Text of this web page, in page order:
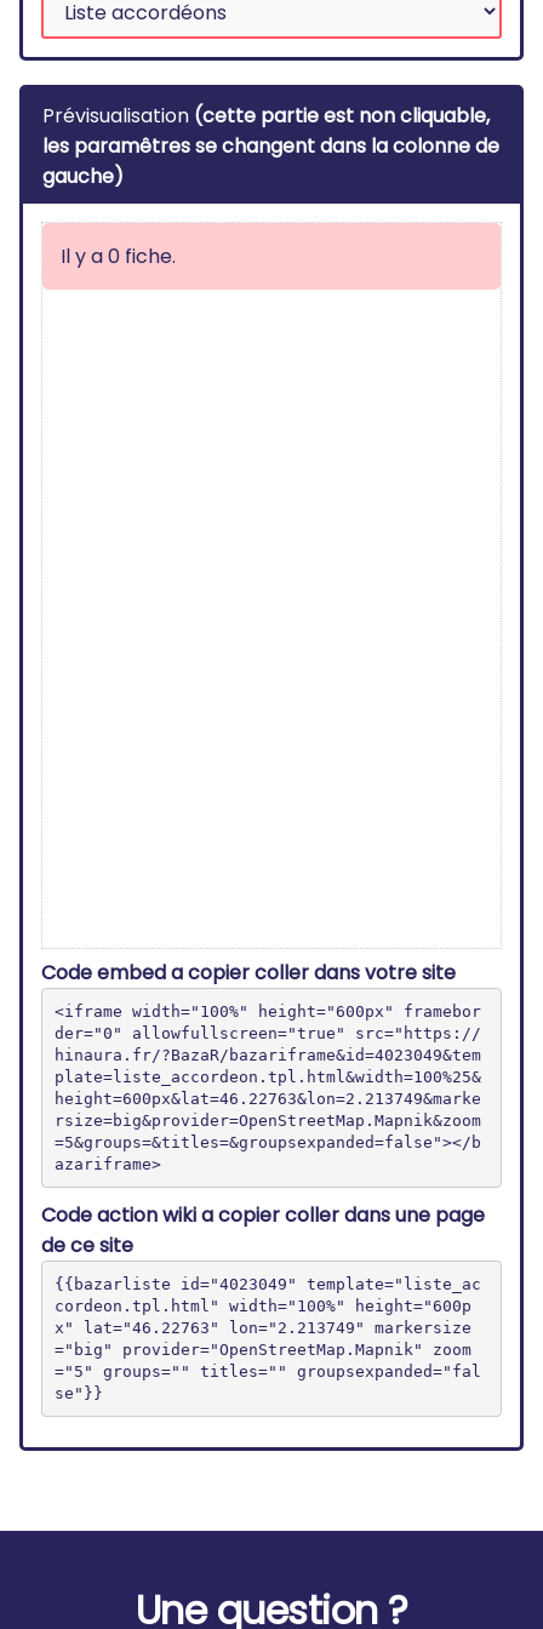
Prévisualisation (cette partie est non cliquable,
les paramêtres se changent dans la colonne de
gauche)
Code embed a copier coller dans votre site
<iframe width="100%" height="600px" framebor
der="0" allowfullscreen="true" src="https://
hinaura.fr/?BazaR/bazariframe&id=4023049&tem
plate=liste_accordeon.tpl.html&width=100%25&
height=600px&lat=46.22763&lon=2.213749&marke
rsize=big&provider=OpenStreetMap.Mapnik&zoom
=5&groups=&titles=&groupsexpanded=false"></b
azariframe>
Code action wiki a copier coller dans une page
de ce site
{{bazarliste id="4023049" template="liste_ac
cordeon.tpl.html" width="100%" height="600p
x" lat="46.22763" lon="2.213749" markersize
="big" provider="OpenStreetMap.Mapnik" zoom
="5" groups="" titles="" groupsexpanded="fal
se"}}
Une question ?